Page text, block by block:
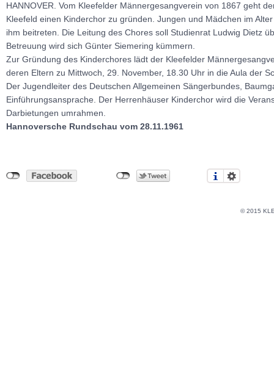
HANNOVER. Vom Kleefelder Männergesangverein von 1867 geht
Kleefeld einen Kinderchor zu gründen. Jungen und Mädchen im
ihm beitreten. Die Leitung des Chores soll Studienrat Ludwig Dietz
Betreuung wird sich Günter Siemering kümmern.
Zur Gründung des Kinderchores lädt der Kleefelder
deren Eltern zu Mittwoch, 29. November, 18.30 Uhr in die Aula der
Der Jugendleiter des Deutschen Allgemeinen Sängerbundes,
Einführungsansprache. Der Herrenhäuser Kinderchor wird die
Darbietungen umrahmen.
Hannoversche Rundschau vom 28.11.1961
© 2015